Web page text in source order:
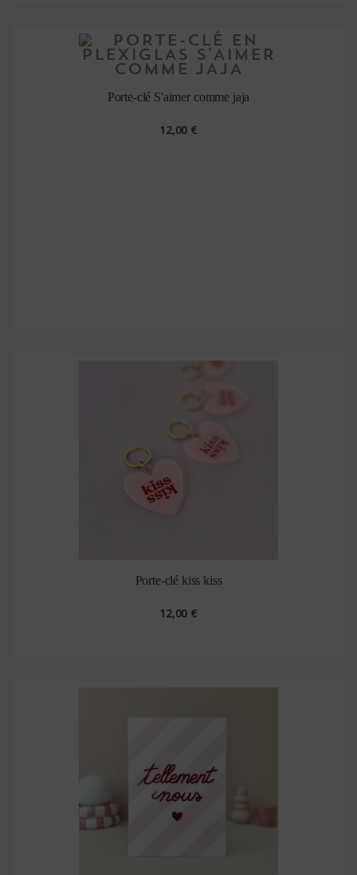
Porte-clé S'aimer comme jaja
12,00 €
Porte-clé kiss kiss
12,00 €